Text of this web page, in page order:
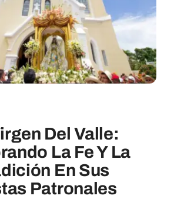
Del Valle:
La Fe Y La
En Sus
Patronales